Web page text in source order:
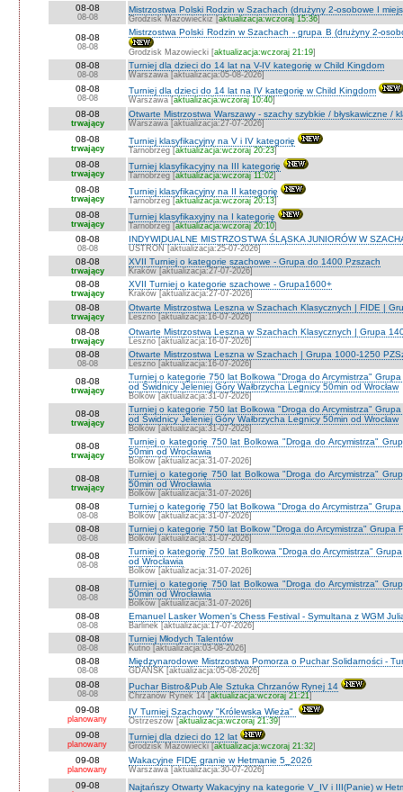
08-08
08-08
Mistrzostwa Polski Rodzin w Szachach (drużyny 2-osobowe I
Grodzisk Mazowieckiz [aktualizacja:wczoraj 15:36]
08-08
08-08
Mistrzostwa Polski Rodzin w Szachach - grupa B (drużyny 2-
Grodzisk Mazowiecki [aktualizacja:wczoraj 21:19]
08-08
08-08
Turniej dla dzieci do 14 lat na V-IV kategorię w Child Kingdom
Warszawa [aktualizacja:05-08-2026]
08-08
08-08
Turniej dla dzieci do 14 lat na IV kategorię w Child Kingdom
Warszawa [aktualizacja:wczoraj 10:40]
08-08
trwający
Otwarte Mistrzostwa Warszawy - szachy szybkie / błyskawiczne /
Warszawa [aktualizacja:27-07-2026]
08-08
trwający
Turniej klasyfikacyjny na V i IV kategorię
Tarnobrzeg [aktualizacja:wczoraj 20:23]
08-08
trwający
Turniej klasyfikacyjny na III kategorię
Tarnobrzeg [aktualizacja:wczoraj 11:02]
08-08
trwający
Turniej klasyfikacyjny na II kategorię
Tarnobrzeg [aktualizacja:wczoraj 20:13]
08-08
trwający
Turniej klasyfikaxyjny na I kategorię
Tarnobrzeg [aktualizacja:wczoraj 20:10]
08-08
08-08
INDYWIDUALNE MISTRZOSTWA ŚLĄSKA JUNIORÓW W
USTROŃ [aktualizacja:25-07-2026]
08-08
trwający
XVII Turniej o kategorie szachowe - Grupa do 1400 Pzszach
Kraków [aktualizacja:27-07-2026]
08-08
trwający
XVII Turniej o kategorie szachowe - Grupa1600+
Kraków [aktualizacja:27-07-2026]
08-08
trwający
Otwarte Mistrzostwa Leszna w Szachach Klasycznych | FIDE |
Leszno [aktualizacja:16-07-2026]
08-08
trwający
Otwarte Mistrzostwa Leszna w Szachach Klasycznych | Grupa
Leszno [aktualizacja:16-07-2026]
08-08
08-08
Otwarte Mistrzostwa Leszna w Szachach | Grupa 1000-1250
Leszno [aktualizacja:16-07-2026]
08-08
trwający
Turniej o kategorie 750 lat Bolkowa "Droga do Arcymistrza"
od Świdnicy Jeleniej Góry Wałbrzycha Legnicy 50min od Wrocław
Bolków [aktualizacja:31-07-2026]
08-08
trwający
Turniej o kategorie 750 lat Bolkowa "Droga do Arcymistrza"
od Świdnicy Jeleniej Góry Wałbrzycha Legnicy 50min od Wrocław
Bolków [aktualizacja:31-07-2026]
08-08
trwający
Turniej o kategorię 750 lat Bolkowa "Droga do Arcymistrza"
50min od Wrocławia
Bolków [aktualizacja:31-07-2026]
08-08
trwający
Turniej o kategorię 750 lat Bolkowa "Droga do Arcymistrza"
50min od Wrocławia
Bolków [aktualizacja:31-07-2026]
08-08
08-08
Turniej o kategorię 750 lat Bolkowa "Droga do Arcymistrza"
Bolków [aktualizacja:31-07-2026]
08-08
08-08
Turniej o kategorię 750 lat Bolkow "Droga do Arcymistrza" Grupa
Bolków [aktualizacja:31-07-2026]
08-08
08-08
Turniej o kategorię 750 lat Bolkowa "Droga do Arcymistrza"
od Wrocławia
Bolków [aktualizacja:31-07-2026]
08-08
08-08
Turniej o kategorię 750 lat Bolkowa "Droga do Arcymistrza"
50min od Wrocławia
Bolków [aktualizacja:31-07-2026]
08-08
08-08
Emanuel Lasker Women's Chess Festival - Symultana z WGM
Barlinek [aktualizacja:17-07-2026]
08-08
08-08
Turniej Młodych Talentów
Kutno [aktualizacja:03-08-2026]
08-08
08-08
Międzynarodowe Mistrzostwa Pomorza o Puchar Solidarności -
GDAŃSK [aktualizacja:05-08-2026]
08-08
08-08
Puchar Bistro&Pub Ale Sztuka Chrzanów Rynej 14
Chrzanów Rynek 14 [aktualizacja:wczoraj 21:21]
09-08
planowany
IV Turniej Szachowy "Królewska Wieża"
Ostrzeszów [aktualizacja:wczoraj 21:39]
09-08
planowany
Turniej dla dzieci do 12 lat
Grodzisk Mazowiecki [aktualizacja:wczoraj 21:32]
09-08
planowany
Wakacyjne FIDE granie w Hetmanie 5_2026
Warszawa [aktualizacja:30-07-2026]
09-08 Najtańszy Otwarty Wakacyjny na kategorie V_IV i III(Panie) w